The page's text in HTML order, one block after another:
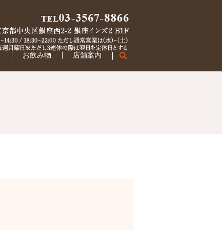
お飲み物 店舗案内 search